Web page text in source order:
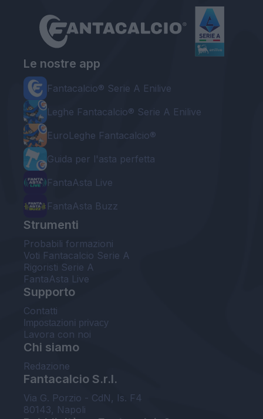
Le nostre app
Fantacalcio® Serie A Enilive
Leghe Fantacalcio® Serie A Enilive
EuroLeghe Fantacalcio®
Guida per l'asta perfetta
FantaAsta Live
FantaAsta Buzz
Strumenti
Probabili formazioni
Voti Fantacalcio Serie A
Rigoristi Serie A
FantaAsta Live
Supporto
Contatti
Impostazioni privacy
Lavora con noi
Chi siamo
Redazione
Fantacalcio S.r.l.
Via G. Porzio - CdN, Is. F4
80143, Napoli